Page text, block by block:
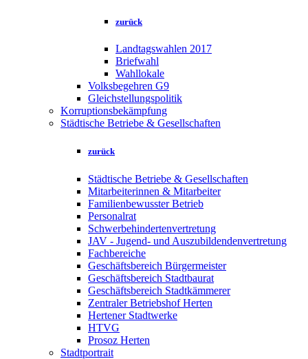
zurück
Landtagswahlen 2017
Briefwahl
Wahllokale
Volksbegehren G9
Gleichstellungspolitik
Korruptionsbekämpfung
Städtische Betriebe & Gesellschaften
zurück
Städtische Betriebe & Gesellschaften
Mitarbeiterinnen & Mitarbeiter
Familienbewusster Betrieb
Personalrat
Schwerbehindertenvertretung
JAV - Jugend- und Auszubildendenvertretung
Fachbereiche
Geschäftsbereich Bürgermeister
Geschäftsbereich Stadtbaurat
Geschäftsbereich Stadtkämmerer
Zentraler Betriebshof Herten
Hertener Stadtwerke
HTVG
Prosoz Herten
Stadtportrait